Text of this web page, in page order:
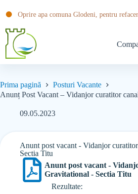
Prima pagină
Posturi Vacante
Anunț Post Vacant – Vidanjor curatitor
09.05.2023
Anunt post vacant - Vidanjor
Sectia Titu
Anunt post vacant -
Gravitational - Sectia Titu
Rezultate: